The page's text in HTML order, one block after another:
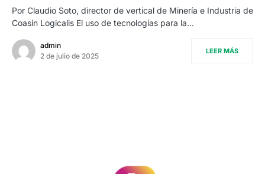
Por Claudio Soto, director de vertical de Minería e Industria de
Coasin Logicalis El uso de tecnologías para la…
admin
2 de julio de 2025
LEER MÁS